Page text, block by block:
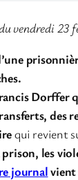
vendredi 23
Dorffer
des
qui revient
les
journalvient